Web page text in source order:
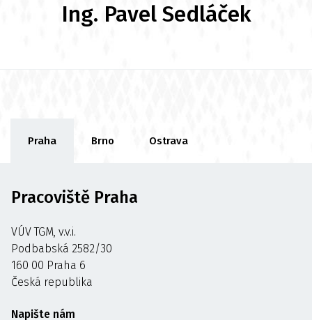
Ing. Pavel Sedláček
Praha Brno Ostrava
Pracoviště Praha
VÚV TGM, v.v.i.
Podbabská 2582/30
160 00 Praha 6
Česká republika
Napište nám